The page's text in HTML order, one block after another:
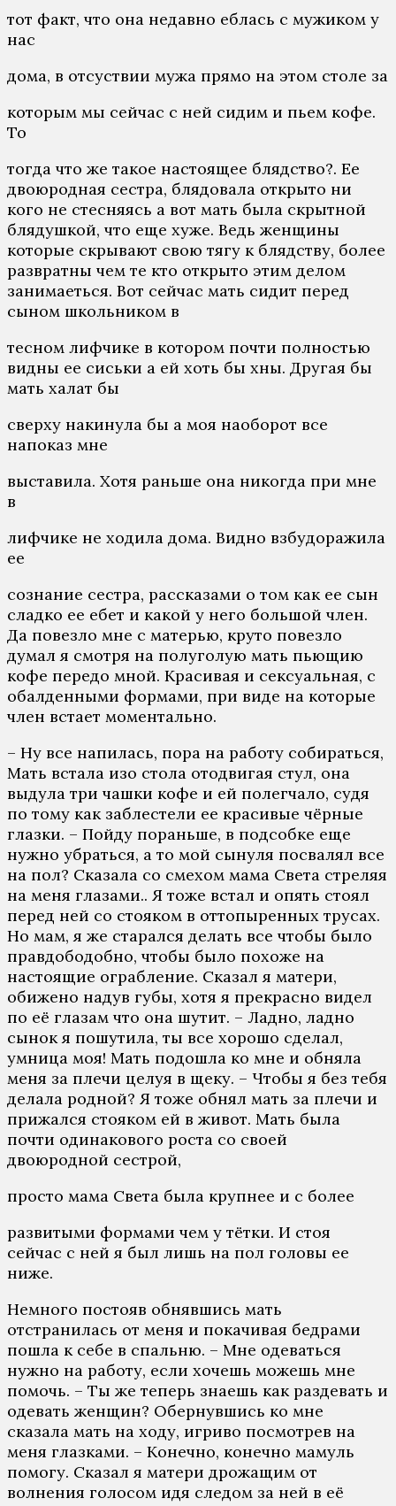
тот факт, что она недавно еблась с мужиком у
нас
дома, в отсуствии мужа прямо на этом столе за
которым мы сейчас с ней сидим и пьем кофе.
То
тогда что же такое настоящее блядство?. Ее
двоюродная сестра, блядовала открыто ни
кого не стесняясь а вот мать была скрытной
блядушкой, что еще хуже. Ведь женщины
которые скрывают свою тягу к блядству, более
развратны чем те кто открыто этим делом
занимаеться. Вот сейчас мать сидит перед
сыном школьником в
тесном лифчике в котором почти полностью
видны ее сиськи а ей хоть бы хны. Другая бы
мать халат бы
сверху накинула бы а моя наоборот все
напоказ мне
выставила. Хотя раньше она никогда при мне
в
лифчике не ходила дома. Видно взбудоражила
ее
сознание сестра, рассказами о том как ее сын
сладко ее ебет и какой у него большой член.
Да повезло мне с матерью, круто повезло
думал я смотря на полуголую мать пьющию
кофе передо мной. Красивая и сексуальная, с
обалденными формами, при виде на которые
член встает моментально.
– Ну все напилась, пора на работу собираться,
Мать встала изо стола отодвигая стул, она
выдула три чашки кофе и ей полегчало, судя
по тому как заблестели ее красивые чёрные
глазки. – Пойду пораньше, в подсобке еще
нужно убраться, а то мой сынуля посвалял все
на пол? Сказала со смехом мама Света стреляя
на меня глазами.. Я тоже встал и опять стоял
перед ней со стояком в оттопыренных трусах.
Но мам, я же старался делать все чтобы было
правдободобно, чтобы было похоже на
настоящие ограбление. Сказал я матери,
обижено надув губы, хотя я прекрасно видел
по её глазам что она шутит. – Ладно, ладно
сынок я пошутила, ты все хорошо сделал,
умница моя! Мать подошла ко мне и обняла
меня за плечи целуя в щеку. – Чтобы я без тебя
делала родной? Я тоже обнял мать за плечи и
прижался стояком ей в живот. Мать была
почти одинакового роста со своей
двоюродной сестрой,
просто мама Света была крупнее и с более
развитыми формами чем у тётки. И стоя
сейчас с ней я был лишь на пол головы ее
ниже.
Немного постояв обнявшись мать
отстранилась от меня и покачивая бедрами
пошла к себе в спальню. – Мне одеваться
нужно на работу, если хочешь можешь мне
помочь. – Ты же теперь знаешь как раздевать и
одевать женщин? Обернувшись ко мне
сказала мать на ходу, игриво посмотрев на
меня глазками. – Конечно, конечно мамуль
помогу. Сказал я матери дрожащим от
волнения голосом идя следом за ней в её